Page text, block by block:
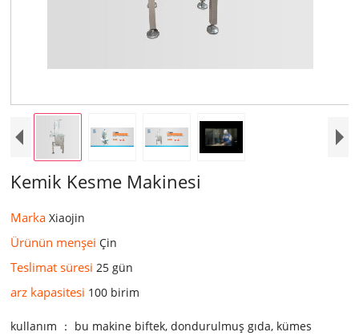
Kemik Kesme Makinesi
MarkaXiaojin
Ürünün menşeiÇin
Teslimat süresi25 gün
arz kapasitesi 100 birim
kullanım ： bu makine biftek, dondurulmuş gıda, kümes